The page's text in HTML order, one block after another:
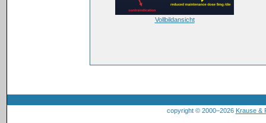
Vollbildansicht
copyright © 2000–2026 Krause &